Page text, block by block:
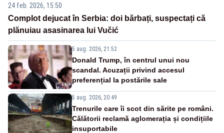
24 feb. 2026, 15:50
Complot dejucat în Serbia: doi bărbați, suspectați că
plănuiau asasinarea lui Vučić
5 aug. 2026, 21:52
Donald Trump, în centrul unui nou
scandal. Acuzații privind accesul
preferențial la postările sale
5 aug. 2026, 20:49
Trenurile care îi scot din sărite pe români.
Călătorii reclamă aglomerația și condițiile
insuportabile